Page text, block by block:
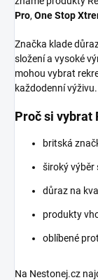
Pro, One Stop
Značka klade
složení a vysoké
mohou vybrat
každodenní výživu.
Proč si vybrat
britská
široký výběr
důraz na
produkty
oblíbené
Na Nestonej.cz